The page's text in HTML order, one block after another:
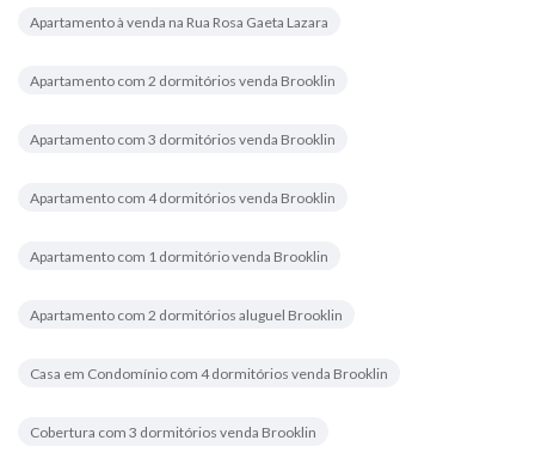
Apartamento à venda na Rua Rosa Gaeta Lazara
Apartamento com 2 dormitórios venda Brooklin
Apartamento com 3 dormitórios venda Brooklin
Apartamento com 4 dormitórios venda Brooklin
Apartamento com 1 dormitório venda Brooklin
Apartamento com 2 dormitórios aluguel Brooklin
Casa em Condomínio com 4 dormitórios venda Brooklin
Cobertura com 3 dormitórios venda Brooklin